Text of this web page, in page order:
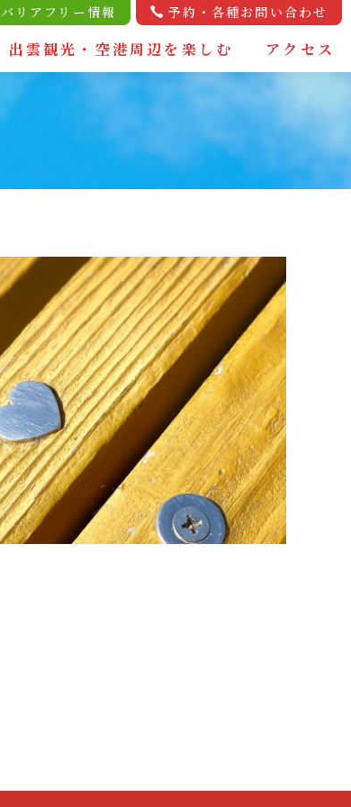
出雲観光・空港周辺を楽しむ アクセス
バリアフリー情報 予約・各種お問い合わせ